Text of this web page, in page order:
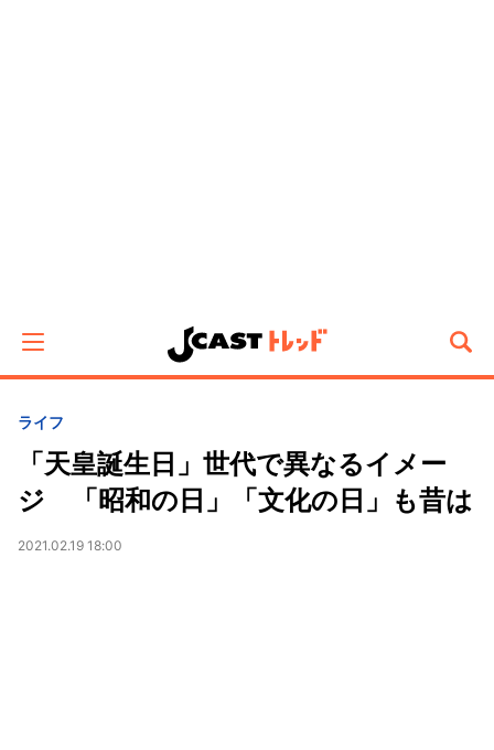
ライフ
「天皇誕生日」世代で異なるイメー
ジ 「昭和の日」「文化の日」も昔は
2021.02.19 18:00